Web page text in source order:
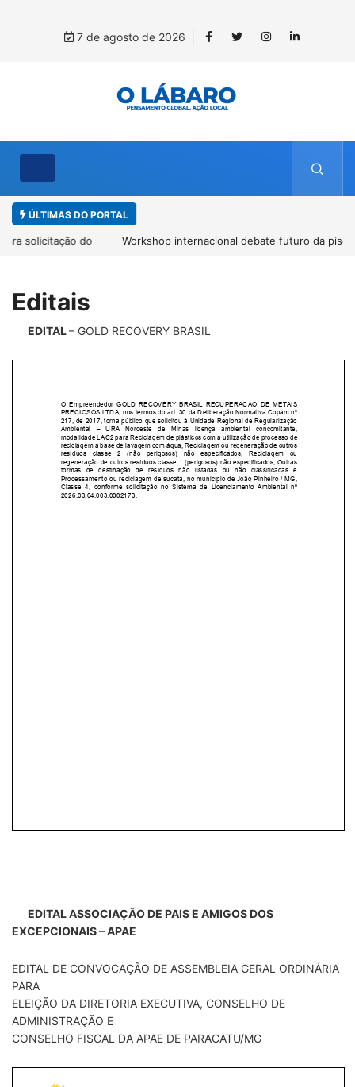
7 de agosto de 2026
ÚLTIMAS DO PORTAL
Workshop internacional debate futuro da piscicultura com
Editais
EDITAL– GOLD RECOVERY BRASIL
EDITAL ASSOCIAÇÃO DE PAIS E AMIGOS DOS
EXCEPCIONAIS – APAE
EDITAL DE CONVOCAÇÃO DE ASSEMBLEIA GERAL ORDINÁRIA
PARA
ELEIÇÃO DA DIRETORIA EXECUTIVA, CONSELHO DE
ADMINISTRAÇÃO E
CONSELHO FISCAL DA APAE DE PARACATU/MG